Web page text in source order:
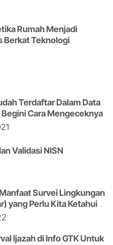
Rumah Menjadi
Berkat Teknologi
Terdaftar Dalam Data
Begini Cara Mengeceknya
Validasi NISN
Survei Lingkungan
yang Perlu Kita Ketahui
Ijazah di Info GTK Untuk